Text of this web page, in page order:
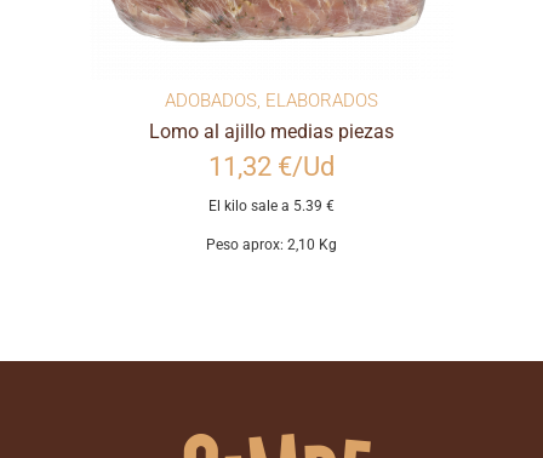
ADOBADOS, ELABORADOS
Lomo al ajillo medias piezas
11,32 €/Ud
El kilo sale a 5.39 €
Peso aprox: 2,10 Kg